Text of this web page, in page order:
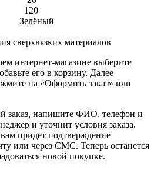
: 120
сверхвязких материалов
интернет-магазине выберите
его в корзину. Далее
на «Оформить заказ» или
заказ, напишите ФИО, телефон и
и уточнит условия заказа.
вам придет подтверждение
или через СМС. Теперь останется
новой покупке.